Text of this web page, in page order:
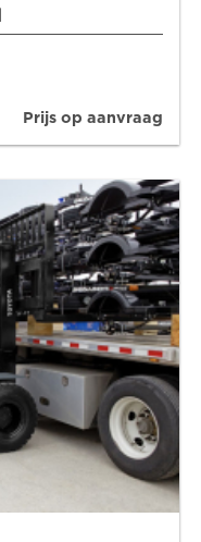
Prijs op aanvraag